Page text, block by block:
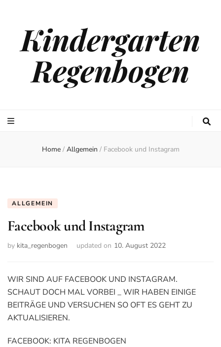
Kindergarten
Regenbogen
Home / Allgemein / Facebook und Instagram
ALLGEMEIN
Facebook und Instagram
by kita_regenbogen updated on 10. August 2022
WIR SIND AUF FACEBOOK UND INSTAGRAM.
SCHAUT DOCH MAL VORBEI _ WIR HABEN EINIGE
BEITRÄGE UND VERSUCHEN SO OFT ES GEHT ZU
AKTUALISIEREN.
FACEBOOK: KITA REGENBOGEN